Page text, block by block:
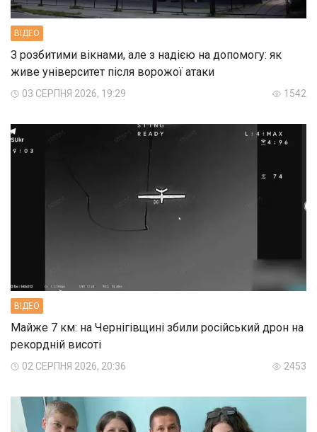
ВIДЕО
З розбитими вікнами, але з надією на допомогу: як
живе університет після ворожої атаки
03 СЕРПНЯ 2026, 19:29 1542
ВIДЕО
Майже 7 км: на Чернігівщині збили російський дрон на
рекордній висоті
02 СЕРПНЯ 2026, 20:36 2453